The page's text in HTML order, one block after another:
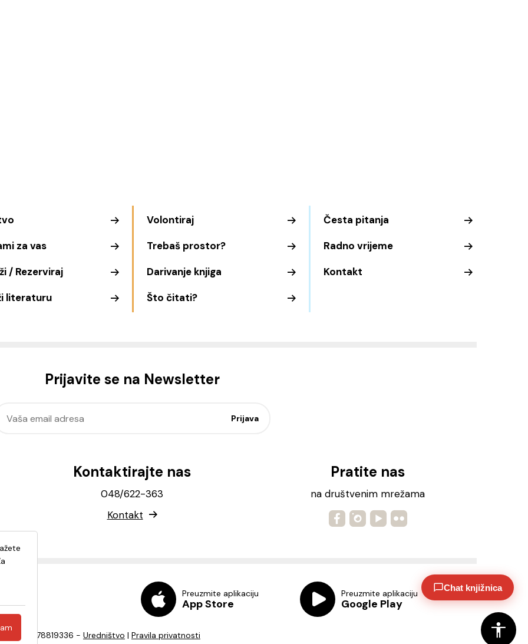
za vas
/ Rezerviraj
literaturu
Volontiraj
Trebaš prostor?
Darivanje knjiga
Što čitati?
Česta pitanja
Radno vrijeme
Kontakt
Prijavite se na Newsletter
Kontaktirajte nas
048/622-363
Kontakt
Pratite nas
na društvenim mrežama
Preuzmite aplikaciju
App Store
Preuzmite aplikaciju
Google Play
82278819336 - Uredništvo | Pravila privatnosti
Chat knjižnica